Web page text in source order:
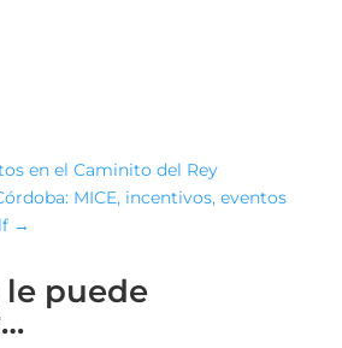
en el Caminito del Rey
MICE, incentivos, eventos
→
puede